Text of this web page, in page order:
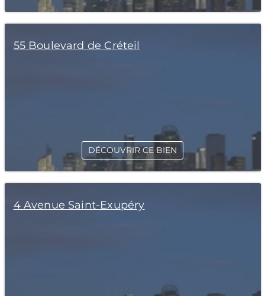
55 Boulevard de Créteil
DÉCOUVRIR CE BIEN
4 Avenue Saint-Exupéry